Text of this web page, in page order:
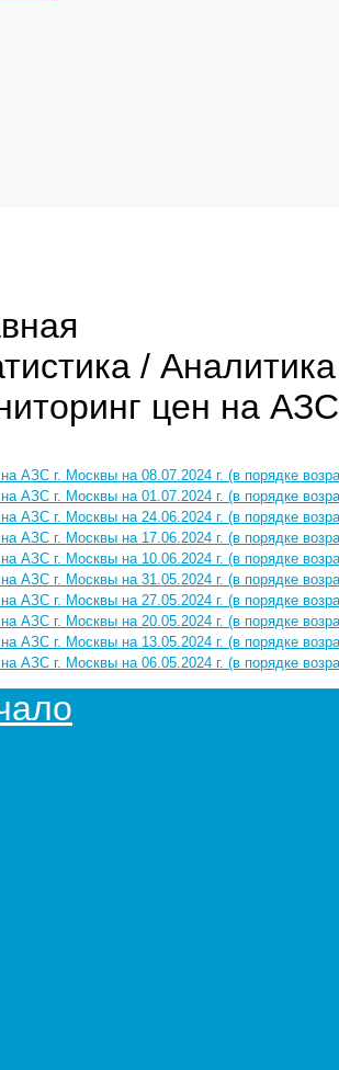
/ Аналитика
цен на
АЗС г. Москвы на 08.07.2024 г. (в порядке
АЗС г. Москвы на 01.07.2024 г. (в порядке
АЗС г. Москвы на 24.06.2024 г. (в порядке
АЗС г. Москвы на 17.06.2024 г. (в порядке
АЗС г. Москвы на 10.06.2024 г. (в порядке
АЗС г. Москвы на 31.05.2024 г. (в порядке
АЗС г. Москвы на 27.05.2024 г. (в порядке
АЗС г. Москвы на 20.05.2024 г. (в порядке
АЗС г. Москвы на 13.05.2024 г. (в порядке
АЗС г. Москвы на 06.05.2024 г. (в порядке